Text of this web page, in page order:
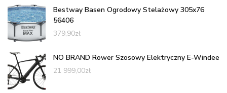
Bestway Basen Ogrodowy Stelażowy 305x76
56406
379,90zł
NO BRAND Rower Szosowy Elektryczny E-Windee
21 999,00zł